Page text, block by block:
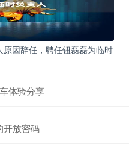
因辞任，聘任钮磊磊为临时
体验分享
开放密码